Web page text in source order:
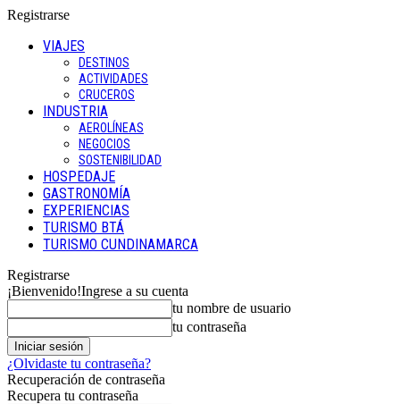
Registrarse
VIAJES
DESTINOS
ACTIVIDADES
CRUCEROS
INDUSTRIA
AEROLÍNEAS
NEGOCIOS
SOSTENIBILIDAD
HOSPEDAJE
GASTRONOMÍA
EXPERIENCIAS
TURISMO BTÁ
TURISMO CUNDINAMARCA
Registrarse
¡Bienvenido!Ingrese a su cuenta
tu nombre de usuario
tu contraseña
¿Olvidaste tu contraseña?
Recuperación de contraseña
Recupera tu contraseña